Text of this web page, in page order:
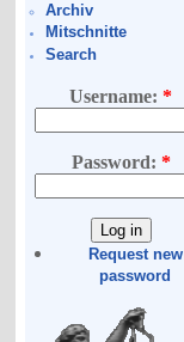
Archiv
Mitschnitte
Search
Username:*
Password: *
Request new
password